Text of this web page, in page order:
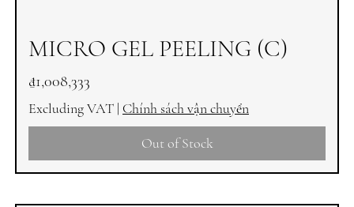
MICRO GEL PEELING (C)
Price
₫1,008,333
Excluding VAT | Chính sách vận chuyển
Out of Stock